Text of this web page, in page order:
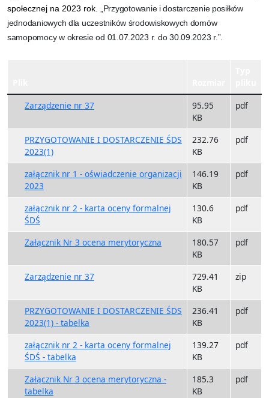
społecznej na 2023 rok.
Przygotowanie i dostarczenie posiłków
jednodaniowych dla uczestników środowiskowych domów
samopomocy w okresie od 01.07.2023 r. do 30.09.2023 r.”.
Zarządzenie nr 37
95.95
KB
pdf
PRZYGOTOWANIE I DOSTARCZENIE ŚDS
2023(1)
232.76
KB
pdf
załącznik nr 1 - oświadczenie organizacji
2023
146.19
KB
pdf
załącznik nr 2 - karta oceny formalnej
ŚDŚ
130.6
KB
pdf
Załącznik Nr 3 ocena merytoryczna
180.57
KB
pdf
Zarządzenie nr 37
729.41
KB
zip
PRZYGOTOWANIE I DOSTARCZENIE ŚDS
2023(1) - tabelka
236.41
KB
pdf
załącznik nr 2 - karta oceny formalnej
ŚDŚ - tabelka
139.27
KB
pdf
Załącznik Nr 3 ocena merytoryczna -
tabelka
185.3
KB
pdf